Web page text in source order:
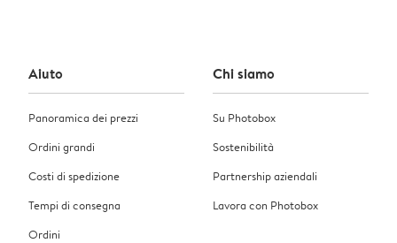
Aiuto
Panoramica dei prezzi
Ordini grandi
Costi di spedizione
Tempi di consegna
Ordini
Chi siamo
Su Photobox
Sostenibilità
Partnership aziendali
Lavora con Photobox